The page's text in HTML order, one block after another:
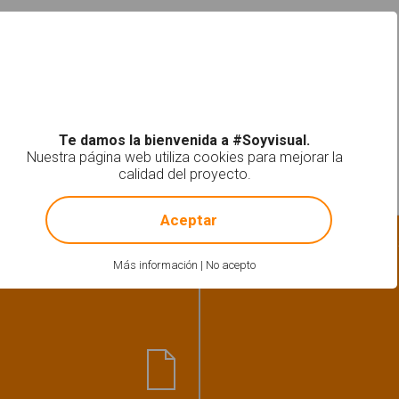
Gramática-
Estructurar
Te damos la bienvenida a #Soyvisual.
Nuestra página web utiliza cookies para mejorar la
calidad del proyecto.
Más información | No acepto
! Not valid!
Aceptar